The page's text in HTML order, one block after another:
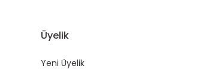
Üyelik
Yeni Üyelik